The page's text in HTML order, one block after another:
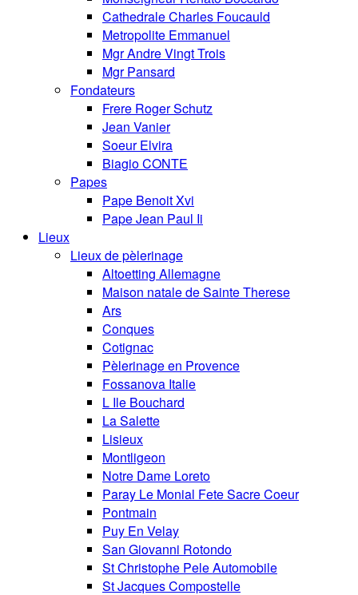
Cathedrale Charles Foucauld
Metropolite Emmanuel
Mgr Andre Vingt Trois
Mgr Pansard
Fondateurs
Frere Roger Schutz
Jean Vanier
Soeur Elvira
Biagio CONTE
Papes
Pape Benoit Xvi
Pape Jean Paul Ii
Lieux
Lieux de pèlerinage
Altoetting Allemagne
Maison natale de Sainte Therese
Ars
Conques
Cotignac
Pèlerinage en Provence
Fossanova Italie
L Ile Bouchard
La Salette
Lisieux
Montligeon
Notre Dame Loreto
Paray Le Monial Fete Sacre Coeur
Pontmain
Puy En Velay
San Giovanni Rotondo
St Christophe Pele Automobile
St Jacques Compostelle